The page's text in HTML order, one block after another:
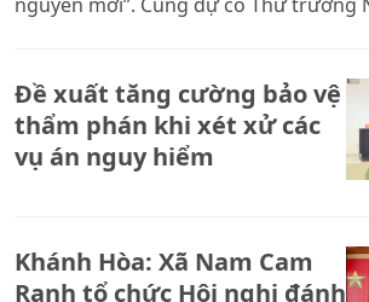
Đề xuất tăng cường bảo vệ
thẩm phán khi xét xử các
vụ án nguy hiểm
Khánh Hòa: Xã Nam Cam
Ranh tổ chức Hội nghị đánh